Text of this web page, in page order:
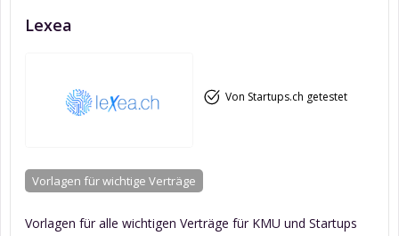
Lexea
Von Startups.ch getestet
Vorlagen für wichtige Verträge
Vorlagen für alle wichtigen Verträge für KMU und Startups